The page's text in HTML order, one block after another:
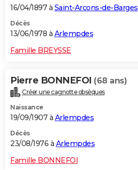
16/04/1897 à Saint-Arcons-de-Barges
Décès
13/06/1978 à Arlempdes
Famille BREYSSE
Pierre BONNEFOI (68 ans)
Créer une cagnotte obsèques
Naissance
19/09/1907 à Arlempdes
Décès
23/08/1976 à Arlempdes
Famille BONNEFOI